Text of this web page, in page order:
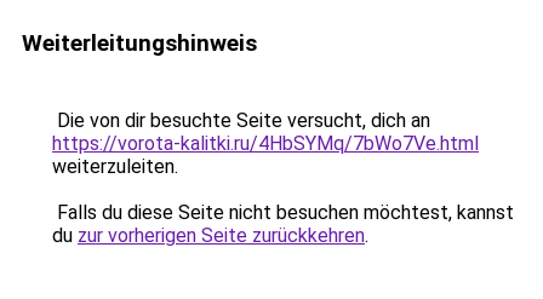
Weiterleitungshinweis
Die von dir besuchte Seite versucht, dich an
https://vorota-kalitki.ru/4HbSYMq/7bWo7Ve.html
weiterzuleiten.
Falls du diese Seite nicht besuchen möchtest, kannst
du zur vorherigen Seite zurückkehren.